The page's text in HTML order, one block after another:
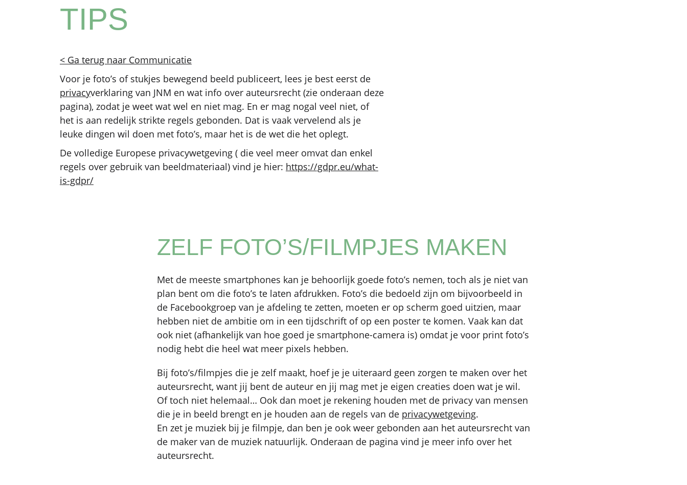
TIPS
< Ga terug naar Communicatie
Voor je foto’s of stukjes bewegend beeld publiceert, lees je best eerst de
privacyverklaring van JNM en wat info over auteursrecht (zie onderaan deze
pagina), zodat je weet wat wel en niet mag. En er mag nogal veel niet, of
het is aan redelijk strikte regels gebonden. Dat is vaak vervelend als je
leuke dingen wil doen met foto’s, maar het is de wet die het oplegt.
De volledige Europese privacywetgeving ( die veel meer omvat dan enkel
regels over gebruik van beeldmateriaal) vind je hier: https://gdpr.eu/what-
is-gdpr/
ZELF FOTO’S/FILMPJES MAKEN
Met de meeste smartphones kan je behoorlijk goede foto’s nemen, toch als je niet van
plan bent om die foto’s te laten afdrukken. Foto’s die bedoeld zijn om bijvoorbeeld in
de Facebookgroep van je afdeling te zetten, moeten er op scherm goed uitzien, maar
hebben niet de ambitie om in een tijdschrift of op een poster te komen. Vaak kan dat
ook niet (afhankelijk van hoe goed je smartphone-camera is) omdat je voor print foto’s
nodig hebt die heel wat meer pixels hebben.
Bij foto’s/filmpjes die je zelf maakt, hoef je je uiteraard geen zorgen te maken over het
auteursrecht, want jij bent de auteur en jij mag met je eigen creaties doen wat je wil.
Of toch niet helemaal… Ook dan moet je rekening houden met de privacy van mensen
die je in beeld brengt en je houden aan de regels van de privacywetgeving.
En zet je muziek bij je filmpje, dan ben je ook weer gebonden aan het auteursrecht van
de maker van de muziek natuurlijk. Onderaan de pagina vind je meer info over het
auteursrecht.